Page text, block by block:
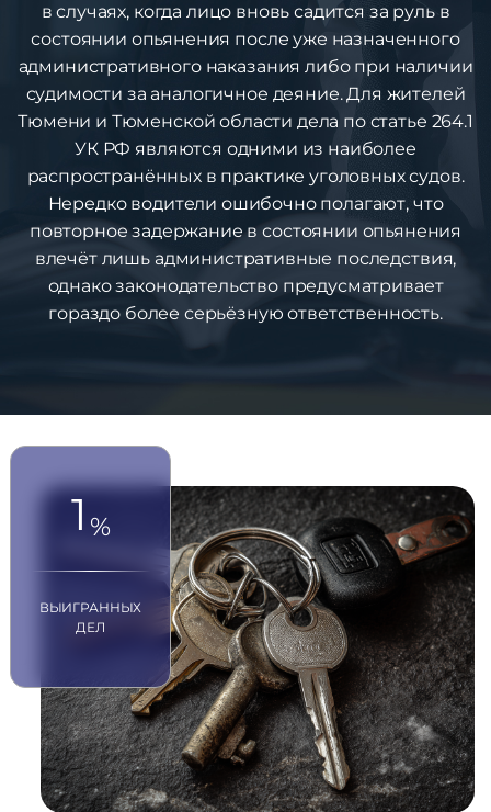
в случаях, когда лицо вновь садится за руль в
состоянии опьянения после уже назначенного
административного наказания либо при наличии
судимости за аналогичное деяние. Для жителей
Тюмени и Тюменской области дела по статье 264.1
УК РФ являются одними из наиболее
распространённых в практике уголовных судов.
Нередко водители ошибочно полагают, что
повторное задержание в состоянии опьянения
влечёт лишь административные последствия,
однако законодательство предусматривает
гораздо более серьёзную ответственность.
1 %
ВЫИГРАННЫХ
ДЕЛ